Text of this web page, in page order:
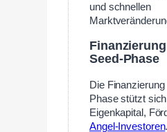
und schnellen
Seed-Phase
Die
Phase stützt
Eigenkapital,
Angel-Investoren